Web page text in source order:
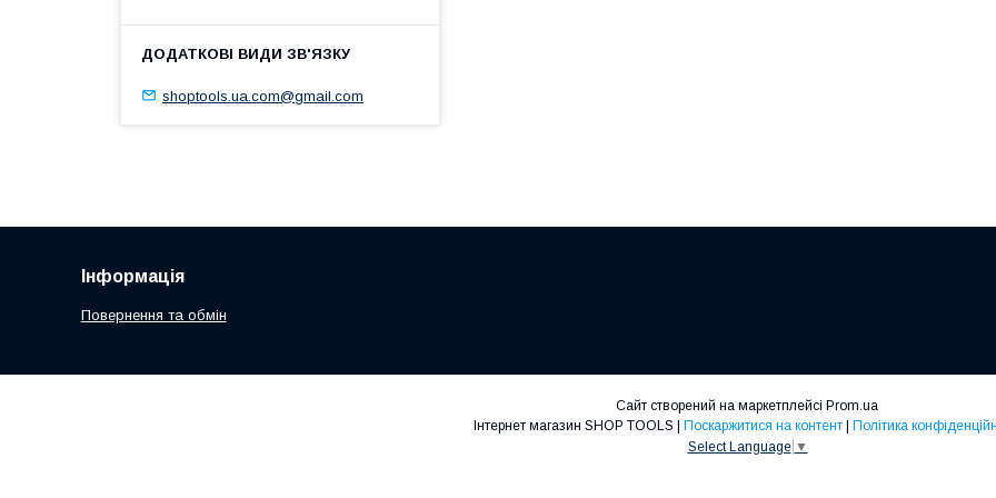
shoptools.ua.com@gmail.com
Інформація
Повернення та обмін
Сайт створений на маркетплейсі Prom.ua
Поскаржитися на контент
Політика
Select Language ▼